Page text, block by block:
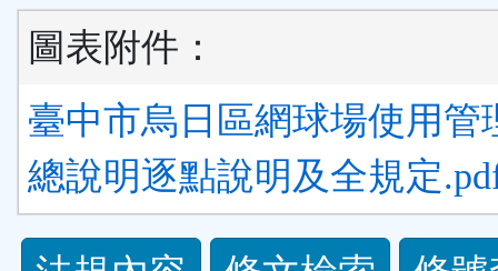
圖表附件：
臺中市烏日區網球場使用管
總說明逐點說明及全規定
法